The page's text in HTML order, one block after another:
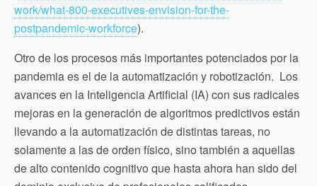
work/what-800-executives-envision-for-the-
postpandemic-workforce).
Otro de los procesos más importantes potenciados por la
pandemia es el de la automatización y robotización. Los
avances en la Inteligencia Artificial (IA) con sus radicales
mejoras en la generación de algoritmos predictivos están
llevando a la automatización de distintas tareas, no
solamente a las de orden físico, sino también a aquellas
de alto contenido cognitivo que hasta ahora han sido del